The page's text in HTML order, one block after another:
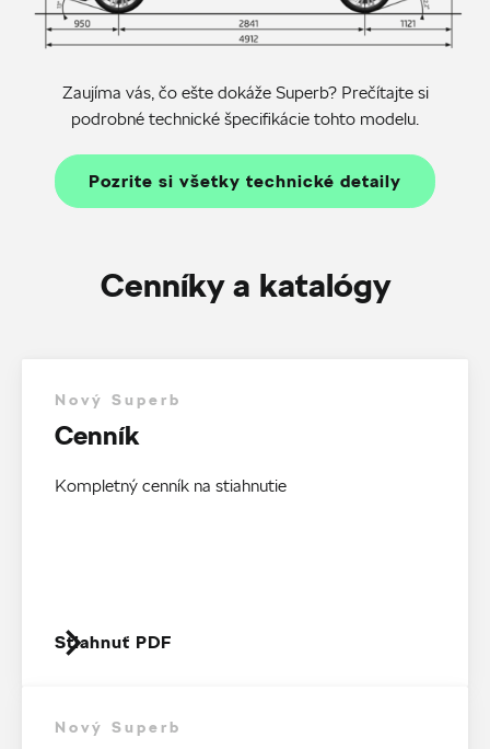
Zaujíma vás, čo ešte dokáže Superb? Prečítajte si
podrobné technické špecifikácie tohto modelu.
Pozrite si všetky technické detaily
Cenníky a katalógy
Nový Superb
Cenník
Kompletný cenník na stiahnutie
Stiahnuť PDF
Nový Superb